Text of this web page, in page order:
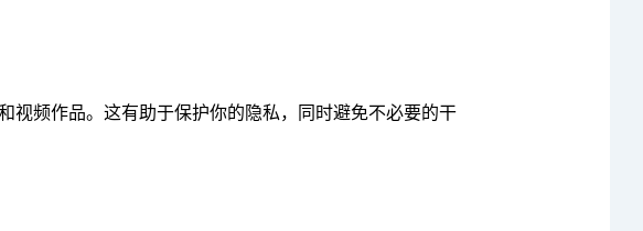
视频作品。这有助于保护你的隐私，同时避免不必要的干